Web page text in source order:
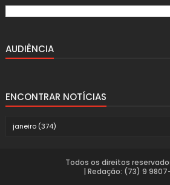
AUDIÊNCIA
ENCONTRAR NOTÍCIAS
Todos os direitos
| Redação: (73) 9